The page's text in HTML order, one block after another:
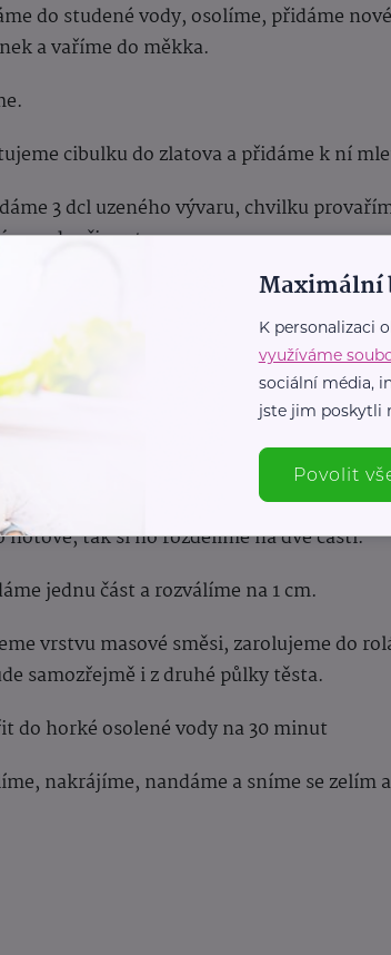
do studené vody, osolíme, přidáme
a vaříme do měkka.
cibulku do zlatova a přidáme k ní
3 dcl uzeného vývaru, chvilku
odpočinout.
ve slupce si oloupeme a nastrouháme
důlek a do něj vyklepneme vajíčka.
nejprve vajíčka s bramborami.
a teď už opravdu rychle (aby nám
hotové, tak si ho rozdělíme na dvě části.
jednu část a rozválíme na 1 cm.
vrstvu masové směsi, zarolujeme do
samozřejmě i z druhé půlky těsta.
do horké osolené vody na 30 minut
nakrájíme, nandáme a sníme se zelím
Maximální
K personalizaci
využíváme
sociální média,
jste jim poskytli
Povolit